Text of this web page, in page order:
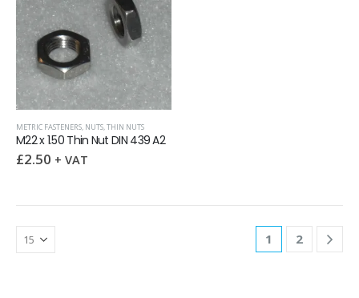
METRIC FASTENERS, NUTS,THIN NUTS
M22 x 1.50 Thin Nut DIN 439 A2
£2.50 + VAT
1 2